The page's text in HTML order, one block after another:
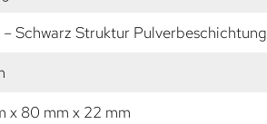
Schwarz Struktur Pulverbeschichtung
x 80 mm x 22 mm